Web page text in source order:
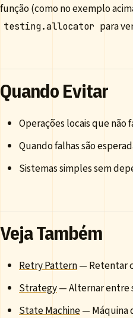
função (como no exemplo
testing.allocator para
Quando Evitar
Operações locais que
Quando falhas são
Sistemas simples sem
Veja Também
Retry Pattern— Retentar
Strategy— Alternar entre
State Machine— Máquina